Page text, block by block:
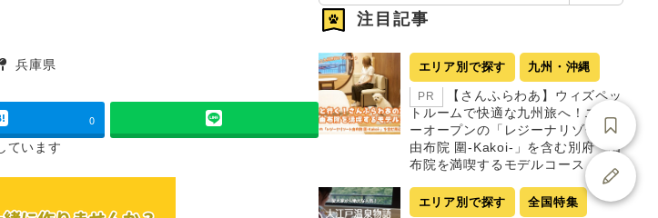
タグ
兵庫県
0
ています
注目記事
エリア別で探す 九州・沖縄
PR
【さんふらわあ】ウィズペッ
トルームで快適な九州旅へ！ニュ
ーオープンの「レジーナリゾート
由布院 圍-Kakoi-」を含む別府・由
布院を満喫するモデルコース
エリア別で探す 全国特集